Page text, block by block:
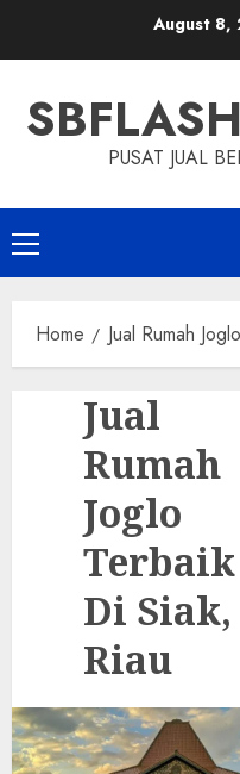
August 8,
PUSAT JUAL
Primary
Menu
Home Jual Rumah
Jual
Rumah
Joglo
Terbaik
Di Siak,
Riau